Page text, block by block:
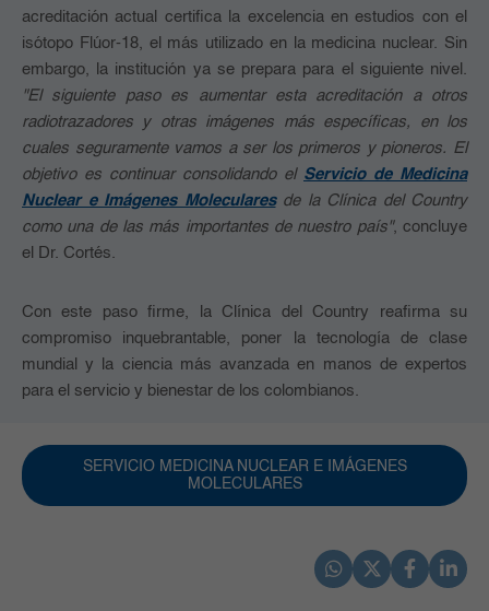
acreditación actual certifica la excelencia en estudios con el
isótopo Flúor-18, el más utilizado en la medicina nuclear. Sin
embargo, la institución ya se prepara para el siguiente nivel.
"El siguiente paso es aumentar esta acreditación a otros
radiotrazadores y otras imágenes más específicas, en los
cuales seguramente vamos a ser los primeros y pioneros. El
objetivo es continuar consolidando el Servicio de Medicina
Nuclear e Imágenes Molecularesde la Clínica del Country
como una de las más importantes de nuestro país", concluye
el Dr. Cortés.
Con este paso firme, la Clínica del Country reafirma su
compromiso inquebrantable, poner la tecnología de clase
mundial y la ciencia más avanzada en manos de expertos
para el servicio y bienestar de los colombianos.
SERVICIO MEDICINA NUCLEAR E IMÁGENES
MOLECULARES